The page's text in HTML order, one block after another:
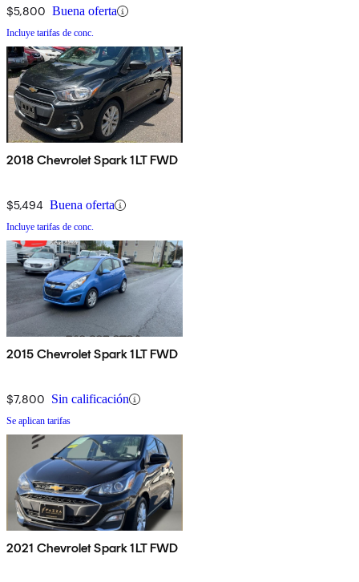
$5,800 Buena oferta
Incluye tarifas de conc.
2018 Chevrolet Spark 1LT FWD
$5,494 Buena oferta
Incluye tarifas de conc.
2015 Chevrolet Spark 1LT FWD
$7,800 Sin calificación
Se aplican tarifas
2021 Chevrolet Spark 1LT FWD